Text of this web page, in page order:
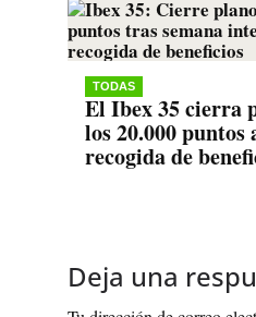
TODAS
El Ibex 35 cierra
los 20.000 puntos
recogida de
Deja una